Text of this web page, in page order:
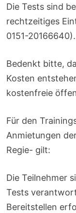
Die Tests sind
rechtzeitiges
0151-20166640).
Bedenkt bitte,
Kosten
kostenfreie
Für den
Anmietungen
Regie- gilt:
Die Teilnehmer
Tests
Bereitstellen